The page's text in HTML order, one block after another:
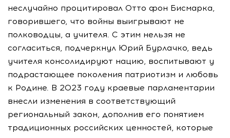
неслучайно процитировал Отто фон Бисмарка,
говорившего, что войны выигрывают не
полководцы, а учителя. С этим нельзя не
согласиться, подчеркнул Юрий Бурлачко, ведь
учителя консолидируют нацию, воспитывают у
подрастающее поколения патриотизм и любовь
к Родине. В 2023 году краевые парламентарии
внесли изменения в соответствующий
региональный закон, дополнив его понятием
традиционных российских ценностей, которые